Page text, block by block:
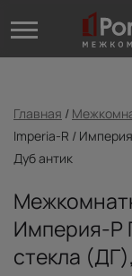
Главная /
Imperia-R /
Дуб антик
Империя-Р
стекла